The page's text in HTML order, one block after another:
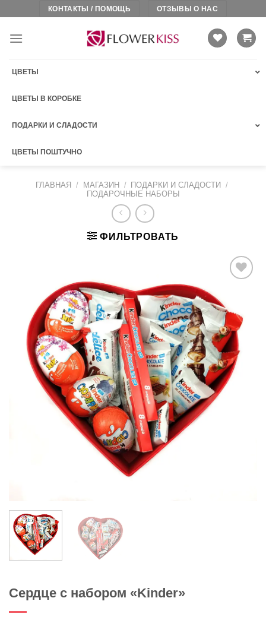
content
КОНТАКТЫ / ПОМОЩЬ ОТЗЫВЫ О НАС
ЦВЕТЫ
ЦВЕТЫ В КОРОБКЕ
ПОДАРКИ И СЛАДОСТИ
ЦВЕТЫ ПОШТУЧНО
ГЛАВНАЯ / МАГАЗИН / ПОДАРКИ И СЛАДОСТИ
/
ПОДАРОЧНЫЕ НАБОРЫ
ФИЛЬТРОВАТЬ
избранное
Сердце с набором «Kinder»